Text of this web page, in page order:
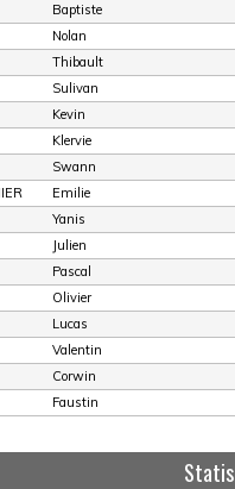
Baptiste
Nolan
Thibault
Sulivan
Kevin
Klervie
Swann
Emilie
Yanis
Julien
Pascal
Olivier
Lucas
Valentin
Corwin
Faustin